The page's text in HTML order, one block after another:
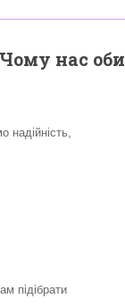
Чому нас
надійність,
підібрати